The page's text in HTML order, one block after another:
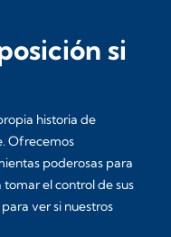
si
historia de
Ofrecemos
poderosas para
el control de sus
ver si nuestros